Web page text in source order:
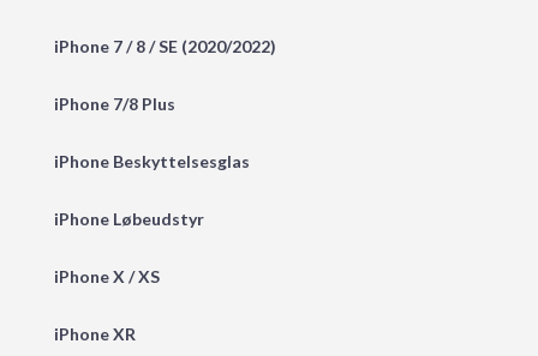
iPhone 7 / 8 / SE (2020/2022)
iPhone 7/8 Plus
iPhone Beskyttelsesglas
iPhone Løbeudstyr
iPhone X / XS
iPhone XR